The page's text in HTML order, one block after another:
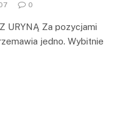
0
URYNĄ Za pozycjami
jedno. Wybitnie